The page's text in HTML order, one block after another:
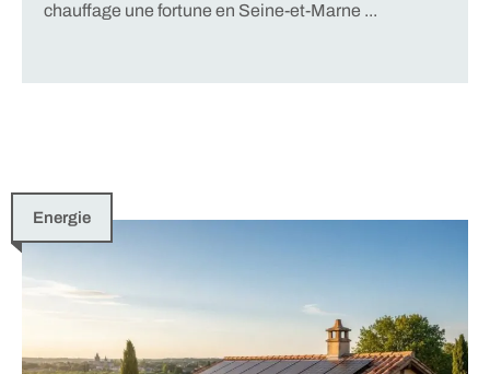
chauffage une fortune en Seine-et-Marne ...
Energie